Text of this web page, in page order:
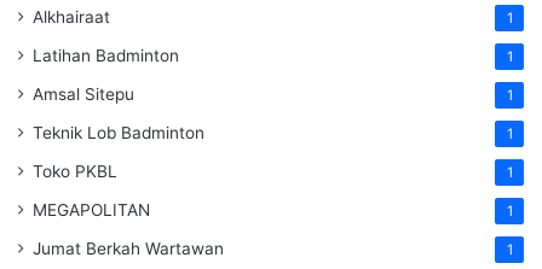
Alkhairaat 1
Latihan Badminton 1
Amsal Sitepu 1
Teknik Lob Badminton 1
Toko PKBL 1
MEGAPOLITAN 1
Jumat Berkah Wartawan 1